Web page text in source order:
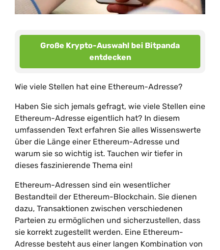
Große Krypto-Auswahl bei Bitpanda
entdecken
Wie viele Stellen hat eine Ethereum-Adresse?
Haben Sie sich jemals gefragt, wie viele Stellen eine
Ethereum-Adresse eigentlich hat? In diesem
umfassenden Text erfahren Sie alles Wissenswerte
über die Länge einer Ethereum-Adresse und
warum sie so wichtig ist. Tauchen wir tiefer in
dieses faszinierende Thema ein!
Ethereum-Adressen sind ein wesentlicher
Bestandteil der Ethereum-Blockchain. Sie dienen
dazu, Transaktionen zwischen verschiedenen
Parteien zu ermöglichen und sicherzustellen, dass
sie korrekt zugestellt werden. Eine Ethereum-
Adresse besteht aus einer langen Kombination von